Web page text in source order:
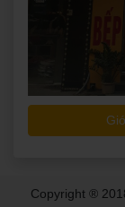
Copyright ®